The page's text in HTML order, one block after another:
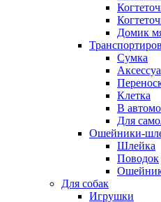
Домик
Сумка
Клетка
В
Для
Ошейники-
Шлейка
Поводок
Для собак
Игрушки